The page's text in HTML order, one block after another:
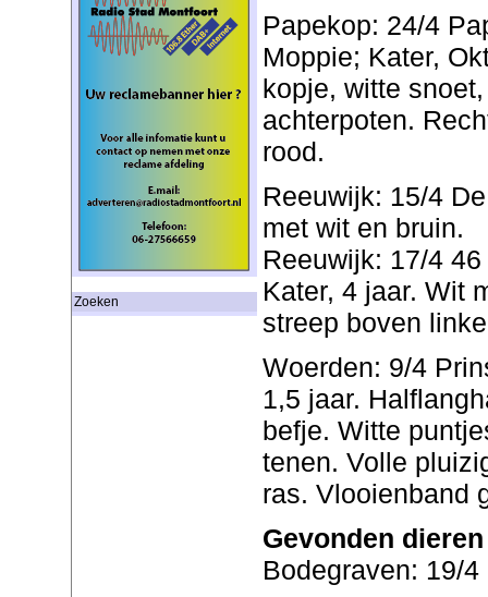
Zoeken
Papekop: 24/4
Moppie; Kater,
kopje, witte
achterpoten.
rood.
Reeuwijk: 15/4
met wit en bruin.
Reeuwijk: 17/4
Kater, 4 jaar. Wit
streep boven
Woerden: 9/4
1,5 jaar.
befje. Witte
tenen. Volle
ras. Vlooienband
Gevonden dieren
Bodegraven: 19/